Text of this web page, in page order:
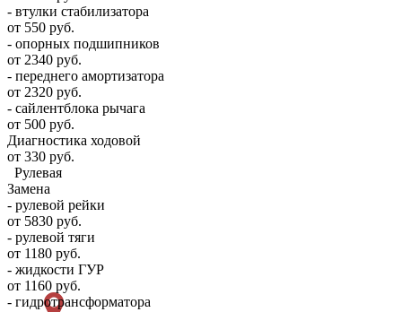
- втулки стабилизатора
от 550 руб.
- опорных подшипников
от 2340 руб.
- переднего амортизатора
от 2320 руб.
- сайлентблока рычага
от 500 руб.
Диагностика ходовой
от 330 руб.
Рулевая
Замена
- рулевой рейки
от 5830 руб.
- рулевой тяги
от 1180 руб.
- жидкости ГУР
от 1160 руб.
- гидротрансформатора